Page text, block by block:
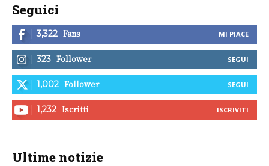
Seguici
3,322 Fans MI PIACE
323 Follower SEGUI
1,002 Follower SEGUI
1,232 Iscritti ISCRIVITI
Ultime notizie